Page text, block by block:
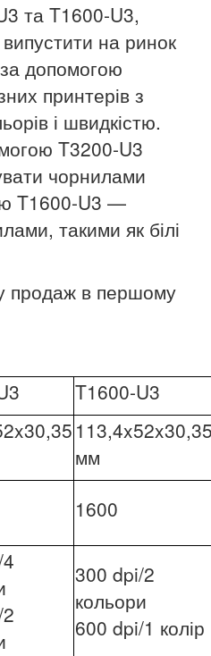
та T1600-U3,
на ринок
за допомогою
принтерів з
і швидкістю.
T3200-U3
чорнилами
T1600-U3 —
такими як білі
продаж в першому
T1600-U3
мм
1600
300 dpi/2
кольори
600 dpi/1 колір